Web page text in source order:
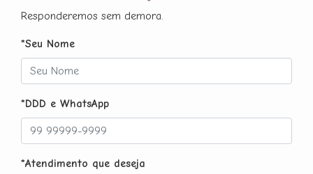
Responderemos sem demora.
*Seu Nome
*DDD e WhatsApp
*Atendimento que deseja